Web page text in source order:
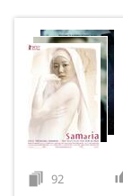
92